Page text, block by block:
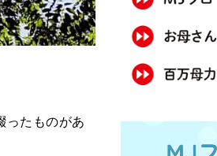
ったものがあ